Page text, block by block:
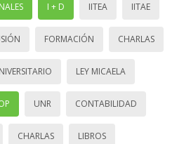
I + D IITEA IITAE
FORMACIÓN CHARLAS
LEY MICAELA
UNR CONTABILIDAD
CHARLAS LIBROS